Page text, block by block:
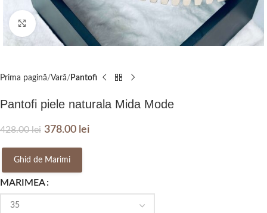
Click to enlarge
Prima pagină Vară Pantofi
Pantofi piele naturala Mida Mode
428.00lei 378.00 lei
Ghid de Marimi
MARIMEA